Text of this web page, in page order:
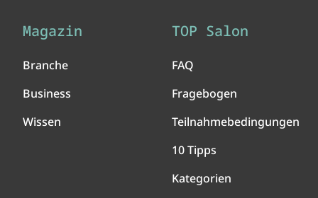
Magazin
Branche
Business
Wissen
TOP Salon
FAQ
Fragebogen
Teilnahmebedingungen
10 Tipps
Kategorien